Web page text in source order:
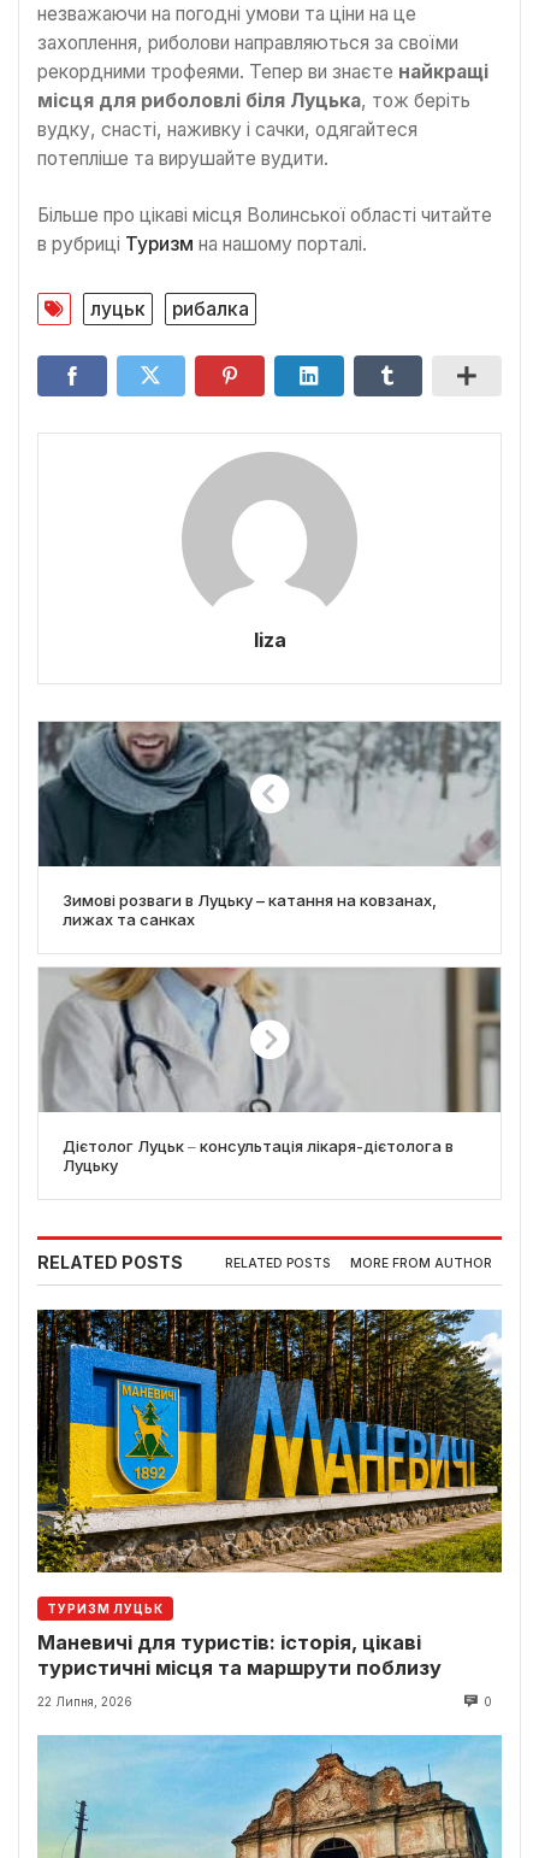
незважаючи на погодні умови та ціни на це
захоплення, риболови направляються за своїми
рекордними трофеями. Тепер ви знаєте найкращі
місця для риболовлі біля Луцька, тож беріть
вудку, снасті, наживку і сачки, одягайтеся
потепліше та вирушайте вудити.
Більше про цікаві місця Волинської області читайте
в рубриці Туризм на нашому порталі.
луцьк рибалка
liza
Зимові розваги в Луцьку – катання на ковзанах,
лижах та санках
Дієтолог Луцьк ‒ консультація лікаря-дієтолога в
Луцьку
RELATED POSTS RELATED POSTS MORE FROM AUTHOR
ТУРИЗМ ЛУЦЬК
Маневичі для туристів: історія, цікаві
туристичні місця та маршрути поблизу
22 Липня, 2026 0